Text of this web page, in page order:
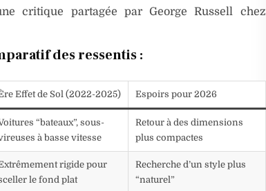
critique partagée par George Russell chez
des ressentis :
Effet de Sol (2022-2025) Espoirs pour 2026
“bateaux”, sous-
à basse vitesse
Retour à des dimensions
plus compactes
rigide pour
le fond plat
Recherche d’un style plus
“naturel”